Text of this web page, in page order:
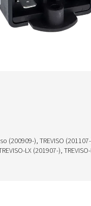
(200909-), TREVISO
LX (201907-),